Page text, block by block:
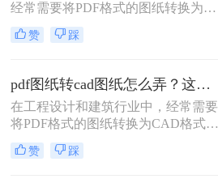
经常需要将PDF格式的图纸转换为
CAD（Computer-Aided Design）文
件，以便进行进一步的编辑、修改或
本文将介绍两种常见的转换方法。
赞 踩
pdf图纸转cad图纸怎么弄？这三种方法不容错过！
在工程设计和建筑行业中，经常需要
将PDF格式的图纸转换为CAD格式，
以便进行进一步的编辑和修改。那么
pdf图纸转cad图纸怎么弄呢？本文将
赞 踩